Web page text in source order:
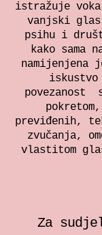
istražuje
vanjski
psihu i
kako sama
povezanost
pokretom
previđenih,
zvučanja,
vlastitom
Za